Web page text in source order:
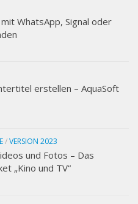
WhatsApp, Signal oder
erstellen – AquaSoft
/VERSION 2023
und Fotos – Das
„Kino und TV“